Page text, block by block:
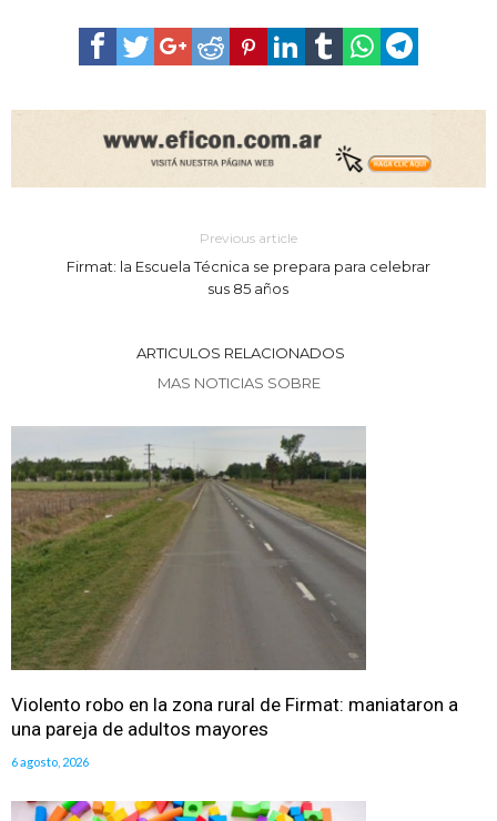
Previous article
Firmat: la Escuela Técnica se prepara para celebrar
sus 85 años
ARTICULOS RELACIONADOS
MAS NOTICIAS SOBRE
Violento robo en la zona rural de Firmat: maniataron a
una pareja de adultos mayores
6 agosto, 2026